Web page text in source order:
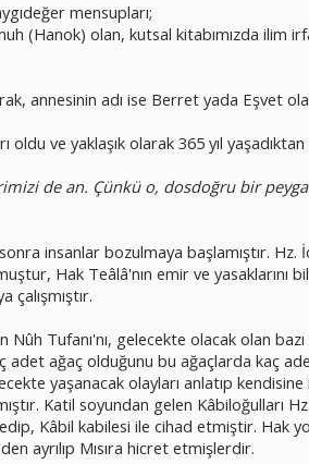
mensupları;
(Hanok) olan, kutsal kitabımızda ilim
annesinin adı ise Berret yada Eşvet
oldu ve yaklaşık olarak 365 yıl
de an. Çünkü o, dosdoğru bir
insanlar bozulmaya başlamıştır.
Hak Teâlâ'nın emir ve yasaklarını
Nûh Tufanı'nı, gelecekte olacak olan
ağaç olduğunu bu ağaçlarda kaç
yaşanacak olayları anlatıp kendisine
Katil soyundan gelen Kâbiloğulları
Kâbil kabilesi ile cihad etmiştir. Hak
ayrılıp Mısıra hicret etmişlerdir.